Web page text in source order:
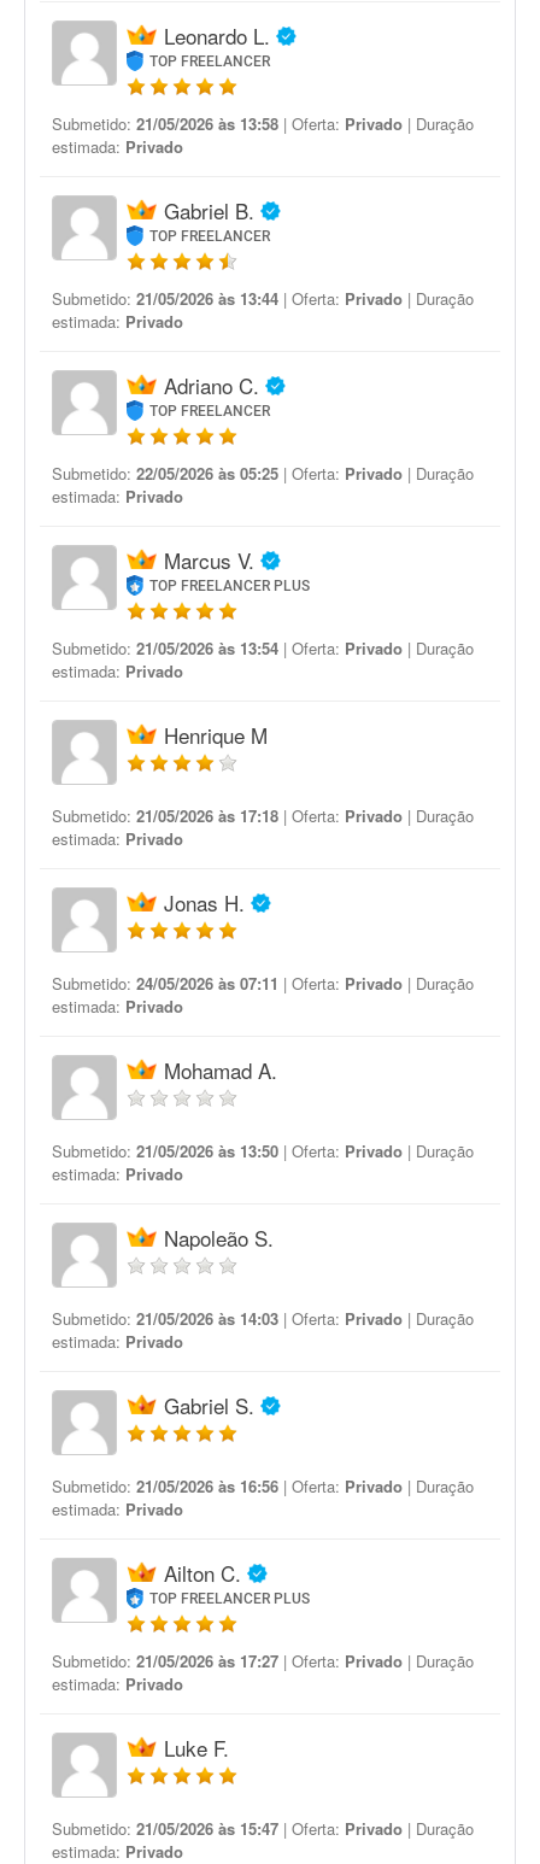
Leonardo L.
TOP FREELANCER
Submetido: 21/05/2026 às 13:58 | Oferta: Privado | Duração
estimada: Privado
Gabriel B.
TOP FREELANCER
Submetido: 21/05/2026 às 13:44 | Oferta: Privado | Duração
estimada: Privado
Adriano C.
TOP FREELANCER
Submetido: 22/05/2026 às 05:25 | Oferta: Privado | Duração
estimada: Privado
Marcus V.
TOP FREELANCER PLUS
Submetido: 21/05/2026 às 13:54 | Oferta: Privado | Duração
estimada: Privado
Henrique M
Submetido: 21/05/2026 às 17:18 | Oferta: Privado | Duração
estimada: Privado
Jonas H.
Submetido: 24/05/2026 às 07:11 | Oferta: Privado | Duração
estimada: Privado
Mohamad A.
Submetido: 21/05/2026 às 13:50 | Oferta: Privado | Duração
estimada: Privado
Napoleão S.
Submetido: 21/05/2026 às 14:03 | Oferta: Privado | Duração
estimada: Privado
Gabriel S.
Submetido: 21/05/2026 às 16:56 | Oferta: Privado | Duração
estimada: Privado
Ailton C.
TOP FREELANCER PLUS
Submetido: 21/05/2026 às 17:27 | Oferta: Privado | Duração
estimada: Privado
Luke F.
Submetido: 21/05/2026 às 15:47 | Oferta: Privado | Duração
estimada: Privado